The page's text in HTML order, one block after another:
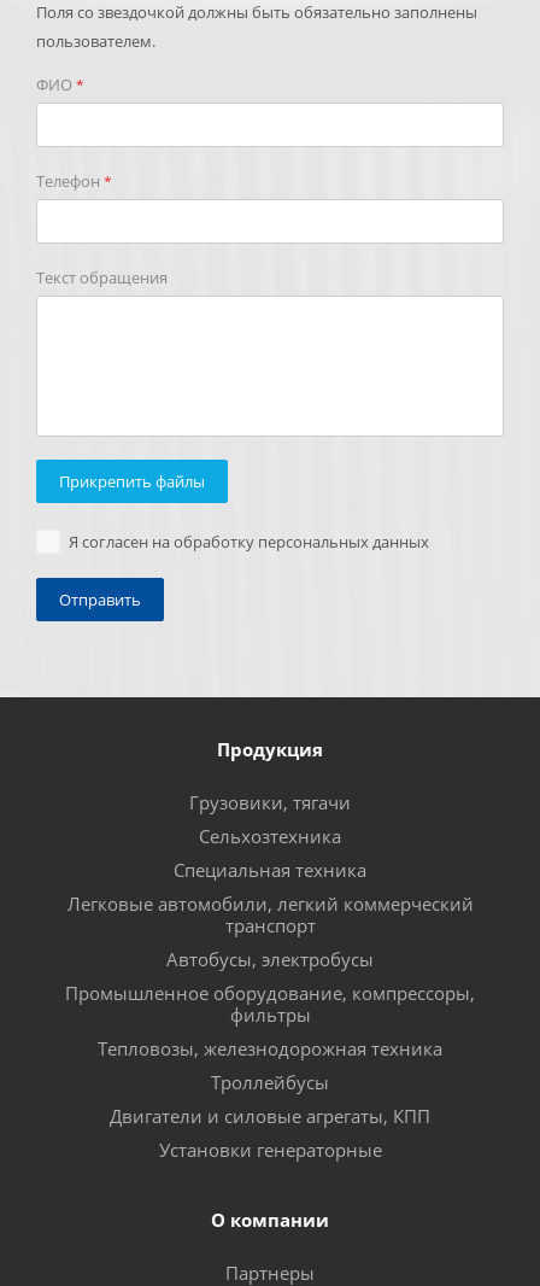
Поля со звездочкой должны быть обязательно заполнены
пользователем.
ФИО*
Телефон *
Текст обращения
Прикрепить файлы
Я согласен на обработку персональных данных
Продукция
Грузовики, тягачи
Сельхозтехника
Специальная техника
Легковые автомобили, легкий коммерческий
транспорт
Автобусы, электробусы
Промышленное оборудование, компрессоры,
фильтры
Тепловозы, железнодорожная техника
Троллейбусы
Двигатели и силовые агрегаты, КПП
Установки генераторные
О компании
Партнеры